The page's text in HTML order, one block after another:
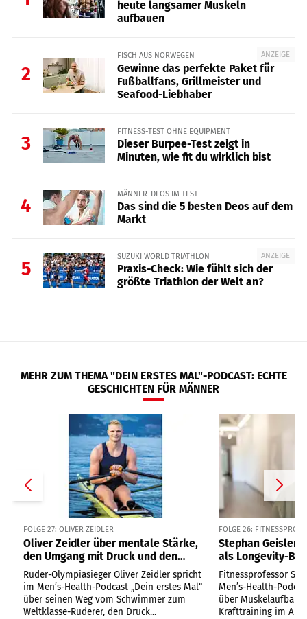
heute langsamer Muskeln
aufbauen
2
ANZEIGE
FISCH AUS NORWEGEN
Gewinne das perfekte Paket für
Fußballfans, Grillmeister und
Seafood-Liebhaber
3
FITNESS-TEST OHNE EQUIPMENT
Dieser Burpee-Test zeigt in
Minuten, wie fit du wirklich bist
4
MÄNNER-DEOS IM TEST
Das sind die 5 besten Deos auf dem
Markt
5
ANZEIGE
SUZUKI WORLD TRIATHLON
Praxis-Check: Wie fühlt sich der
größte Triathlon der Welt an?
MEHR ZUM THEMA "DEIN ERSTES MAL"-PODCAST: ECHTE
GESCHICHTEN FÜR MÄNNER
FOLGE 27: OLIVER ZEIDLER
Oliver Zeidler über mentale Stärke,
den Umgang mit Druck und den
einsamsten Moment im Ruderboot
Ruder-Olympiasieger Oliver Zeidler spricht
im Men’s-Health-Podcast „Dein erstes Mal“
über seinen Weg vom Schwimmer zum
Weltklasse-Ruderer, den Druck...
FOLGE 26:
Stephan Geisler
als Longevity-
und die
alle
Fitnessprofessor
Men’s-Health-
über Muskelaufbau,
Krafttraining im